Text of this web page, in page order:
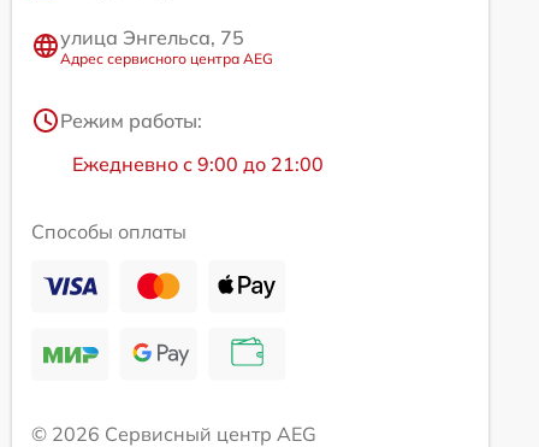
улица Энгельса, 75
Адрес сервисного центра AEG
Режим работы:
Ежедневно с 9:00 до 21:00
Способы оплаты
© 2026 Сервисный центр AEG